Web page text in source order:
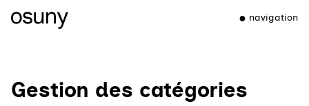
navigation
Gestion des catégories